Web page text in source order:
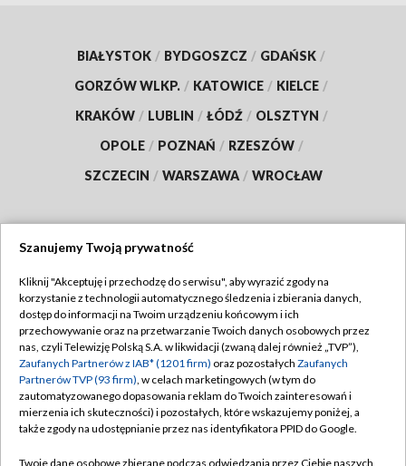
BIAŁYSTOK / BYDGOSZCZ / GDAŃSK /
GORZÓW WLKP. / KATOWICE / KIELCE /
KRAKÓW / LUBLIN / ŁÓDŹ / OLSZTYN /
OPOLE / POZNAŃ / RZESZÓW /
SZCZECIN / WARSZAWA / WROCŁAW
TVP
Abonament TVP
Emisja w TVP
Centrum informacji TVP
Naziemna Telewizja Cyfrowa
Regulamin TVP
Polityka prywatności
Moje zgody
Pomoc
Szanujemy Twoją prywatność
Kliknij "Akceptuję i przechodzę do serwisu", aby wyrazić zgody na
korzystanie z technologii automatycznego śledzenia i zbierania danych,
dostęp do informacji na Twoim urządzeniu końcowym i ich
przechowywanie oraz na przetwarzanie Twoich danych osobowych przez
nas, czyli Telewizję Polską S.A. w likwidacji (zwaną dalej również „TVP”),
Zaufanych Partnerów z IAB* (1201 firm) oraz pozostałych Zaufanych
Partnerów TVP (93 firm), w celach marketingowych (w tym do
zautomatyzowanego dopasowania reklam do Twoich zainteresowań i
mierzenia ich skuteczności) i pozostałych, które wskazujemy poniżej, a
także zgody na udostępnianie przez nas identyfikatora PPID do Google.
Twoje dane osobowe zbierane podczas odwiedzania przez Ciebie naszych